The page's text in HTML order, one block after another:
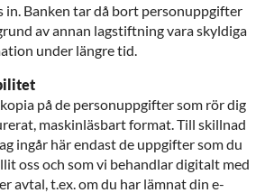
in. Banken tar då bort personuppgifter
av annan lagstiftning vara skyldiga
under längre tid.
på de personuppgifter som rör dig
maskinläsbart format. Till skillnad
ingår här endast de uppgifter som du
oss och som vi behandlar digitalt med
avtal, t.ex. om du har lämnat din e-